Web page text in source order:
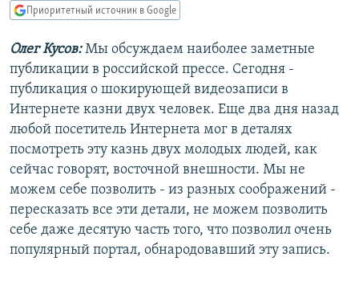
поиску
СЕВЕР.РЕАЛИИ
СИБИРЬ.РЕАЛИИ
РАСПИСАНИЕ ВЕЩАНИЯ
ПОДПИШИТЕСЬ НА РАССЫЛКУ
СОЦИАЛЬНЫЕ СЕТИ
Все сайты РСЕ/РС
Приоритетный источник в Google
Олег Кусов: Мы обсуждаем наиболее заметные
публикации в российской прессе. Сегодня -
публикация о шокирующей видеозаписи в
Интернете казни двух человек. Еще два дня назад
любой посетитель Интернета мог в деталях
посмотреть эту казнь двух молодых людей, как
сейчас говорят, восточной внешности. Мы не
можем себе позволить - из разных соображений -
пересказать все эти детали, не можем позволить
себе даже десятую часть того, что позволил очень
популярный портал, обнародовавший эту запись.